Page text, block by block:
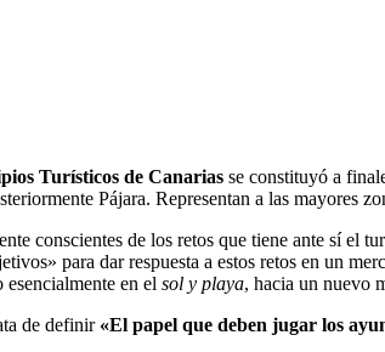
Turísticos de Canarias se constituyó a
Pájara. Representan a las mayores
conscientes de los retos que tiene ante sí el
para dar respuesta a estos retos en un
en el sol y playa, hacia un nuevo
de definir «El papel que deben jugar los